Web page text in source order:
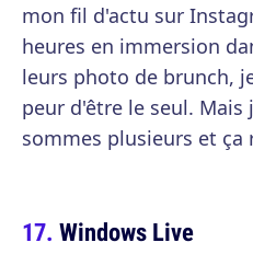
mon fil d'actu sur
heures en immersion
leurs photo de brunch,
peur d'être le seul. Mais
sommes plusieurs et ça
Windows Live